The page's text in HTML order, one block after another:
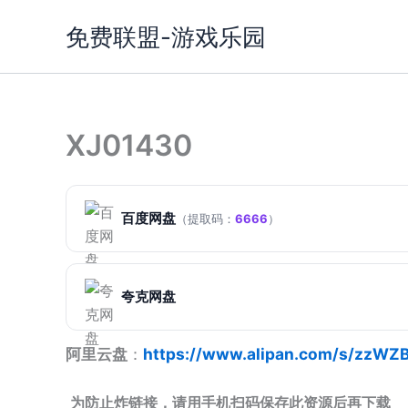
免费联盟-游戏乐园
XJ01430
百度网盘 （提取码： 6666）
夸克网盘
阿里云盘 ： https://www.alipan.com/s/
为防止炸链接，请用手机扫码保存此资源后再下载